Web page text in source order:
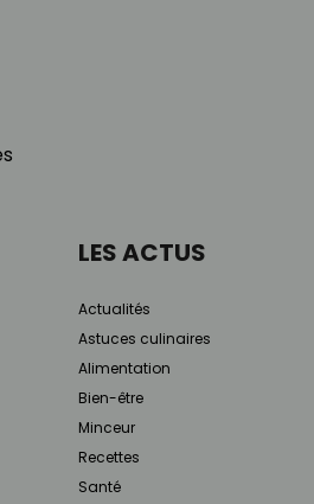
LES ACTUS
Actualités
Astuces culinaires
Alimentation
Bien-être
Minceur
Recettes
Santé